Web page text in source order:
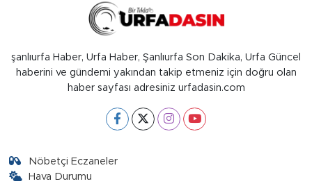
şanlıurfa Haber, Urfa Haber, Şanlıurfa Son Dakika, Urfa Güncel
haberini ve gündemi yakından takip etmeniz için doğru olan
haber sayfası adresiniz urfadasin.com
Nöbetçi Eczaneler
Hava Durumu